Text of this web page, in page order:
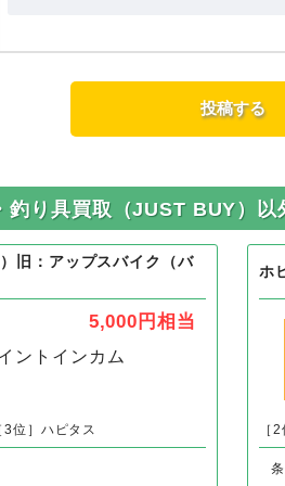
釣り具買取（JUST BUY）以
旧：アップスバイク（バ
ントインカム